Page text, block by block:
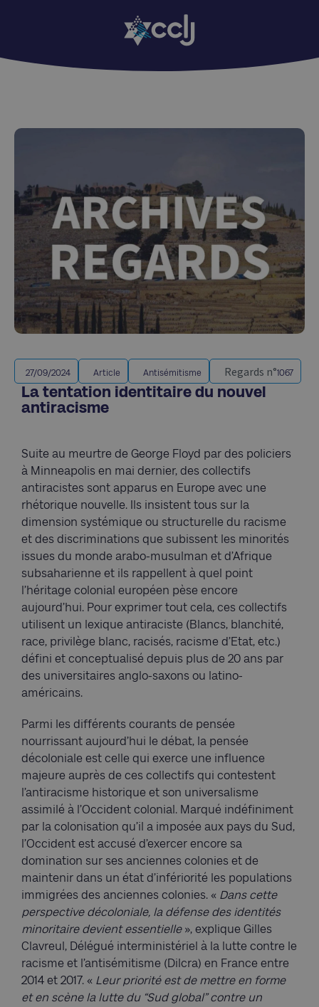
27/09/2024 Article Antisémitisme Regards n°1067
La tentation identitaire du nouvel
antiracisme
Suite au meurtre de George Floyd par des policiers
à Minneapolis en mai dernier, des collectifs
antiracistes sont apparus en Europe avec une
rhétorique nouvelle. Ils insistent tous sur la
dimension systémique ou structurelle du racisme
et des discriminations que subissent les minorités
issues du monde arabo-musulman et d’Afrique
subsaharienne et ils rappellent à quel point
l’héritage colonial européen pèse encore
aujourd’hui. Pour exprimer tout cela, ces collectifs
utilisent un lexique antiraciste (Blancs, blanchité,
race, privilège blanc, racisés, racisme d’Etat, etc.)
défini et conceptualisé depuis plus de 20 ans par
des universitaires anglo-saxons ou latino-
américains.
Parmi les différents courants de pensée
nourrissant aujourd’hui le débat, la pensée
décoloniale est celle qui exerce une influence
majeure auprès de ces collectifs qui contestent
l’antiracisme historique et son universalisme
assimilé à l’Occident colonial. Marqué indéfiniment
par la colonisation qu’il a imposée aux pays du Sud,
l’Occident est accusé d’exercer encore sa
domination sur ses anciennes colonies et de
maintenir dans un état d’infériorité les populations
immigrées des anciennes colonies. « Dans cette
perspective décoloniale, la défense des identités
minoritaire devient essentielle», explique Gilles
Clavreul, Délégué interministériel à la lutte contre le
racisme et l’antisémitisme (Dilcra) en France entre
2014 et 2017. « Leur priorité est de mettre en forme
et en scène la lutte du “Sud global” contre un